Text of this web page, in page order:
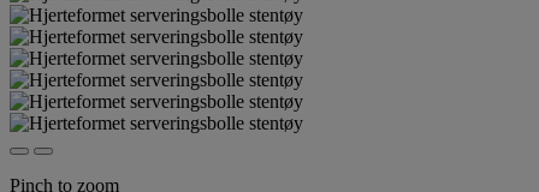
Pinch to zoom